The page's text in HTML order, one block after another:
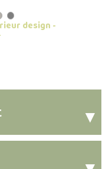
design -
▾